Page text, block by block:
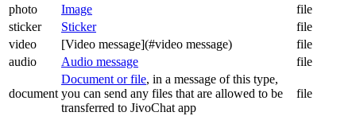
photo
Image
file
sticker
Sticker
file
video
[Video message](#video message)
file
audio
Audio message file
document
Document or file, in a message of this type,
you can send any files that are allowed to be
transferred to JivoChat app
file